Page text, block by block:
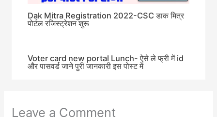
Dak Mitra Registration 2022-CSC डाक मित्र
पोर्टल रजिस्ट्रेशन शुरू
Voter card new portal Lunch- ऐसे ले फ्री में id
और पासवर्ड जाने पुरी जानकारी इस पोस्ट में
Leave a Comment